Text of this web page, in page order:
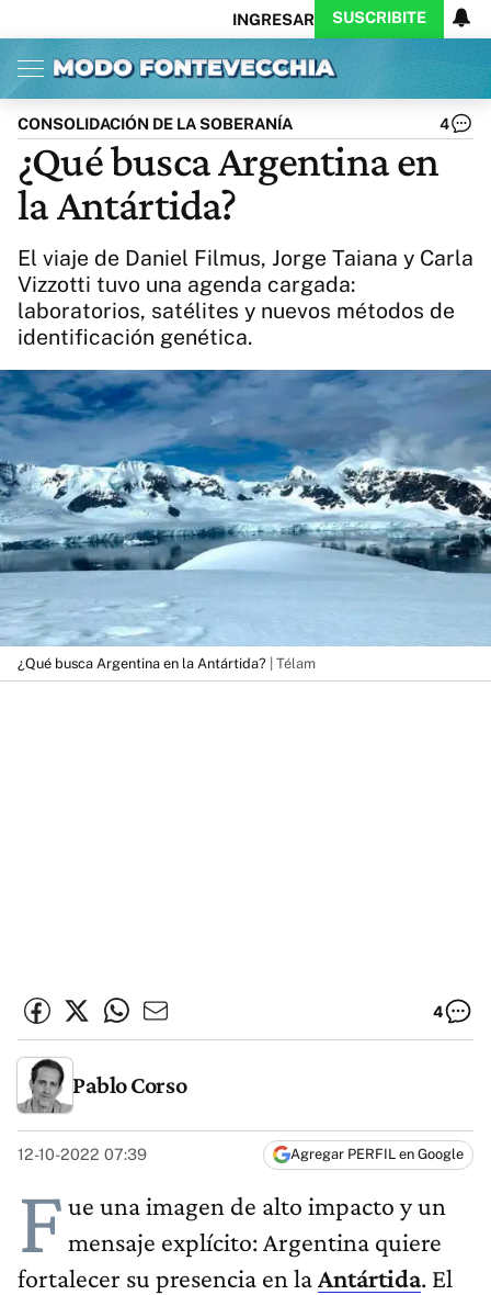
INGRESAR SUSCRIBITE
Inicio Ahora
Opinión
Política
Ciencia
Protagonistas
Cultura
Arte
Educación
Internacional
Clima
CARAS
Exitoina
Videos
Córdoba
Reperfilar
Business
Noticias
Caras
Exitoina
Gaming
Vivo
Actualidad
CONSOLIDACIÓN DE LA SOBERANÍA 4
¿Qué busca Argentina en
la Antártida?
El viaje de Daniel Filmus, Jorge Taiana y Carla
Vizzotti tuvo una agenda cargada:
laboratorios, satélites y nuevos métodos de
identificación genética.
¿Qué busca Argentina en la Antártida? | Télam
4
Pablo Corso
12-10-2022 07:39 Agregar PERFIL en Google
F ue una imagen de alto impacto y un
mensaje explícito: Argentina quiere
fortalecer su presencia en laAntártida. El